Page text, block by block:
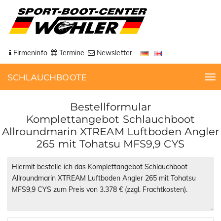
Firmeninfo Termine Newsletter
SCHLAUCHBOOTE
T
o
e
a
Bestellformular
Komplettangebot Schlauchboot
Allroundmarin XTREAM Luftboden Angler
265 mit Tohatsu MFS9,9 CYS